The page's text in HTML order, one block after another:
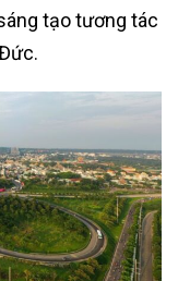
tạo tương tác